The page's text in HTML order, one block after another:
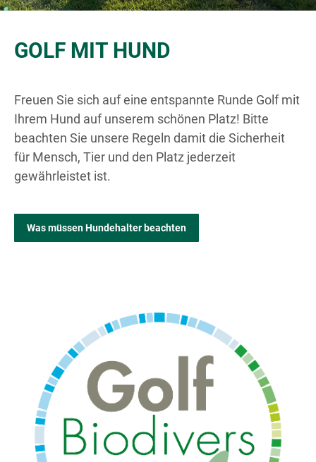
GOLF MIT HUND
Freuen Sie sich auf eine entspannte Runde Golf mit
Ihrem Hund auf unserem schönen Platz! Bitte
beachten Sie unsere Regeln damit die Sicherheit
für Mensch, Tier und den Platz jederzeit
gewährleistet ist.
Was müssen Hundehalter beachten